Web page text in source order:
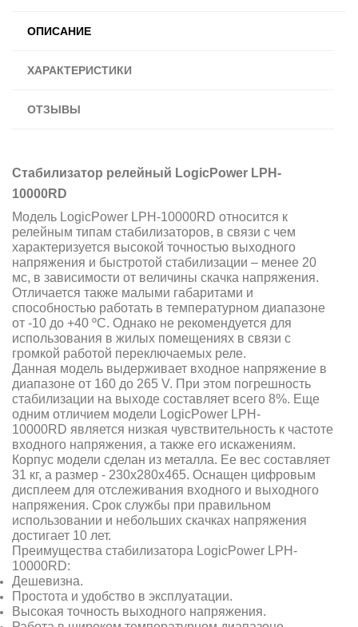
ОПИСАНИЕ
ХАРАКТЕРИСТИКИ
ОТЗЫВЫ
Стабилизатор релейный LogicPower LPH-
10000RD
Модель LogicPower LPH-10000RD относится к
релейным типам стабилизаторов, в связи с чем
характеризуется высокой точностью выходного
напряжения и быстротой стабилизации – менее 20
мс, в зависимости от величины скачка напряжения.
Отличается также малыми габаритами и
способностью работать в температурном диапазоне
от -10 до +40 ºС. Однако не рекомендуется для
использования в жилых помещениях в связи с
громкой работой переключаемых реле.
Данная модель выдерживает входное напряжение в
диапазоне от 160 до 265 V. При этом погрешность
стабилизации на выходе составляет всего 8%. Еще
одним отличием модели LogicPower LPH-
10000RD является низкая чувствительность к частоте
входного напряжения, а также его искажениям.
Корпус модели сделан из металла. Ее вес составляет
31 кг, а размер - 230х280х465. Оснащен цифровым
дисплеем для отслеживания входного и выходного
напряжения. Срок службы при правильном
использовании и небольших скачках напряжения
достигает 10 лет.
Преимущества стабилизатора LogicPower LPH-
10000RD:
Дешевизна.
Простота и удобство в эксплуатации.
Высокая точность выходного напряжения.